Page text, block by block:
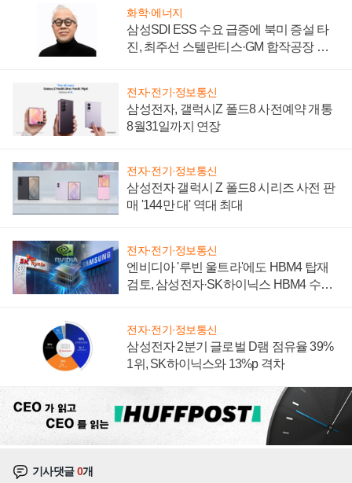
화학·에너지
삼성SDI ESS 수요 급증에 북미 증설 타
진, 최주선 스텔란티스·GM 합작공장 건
전자·전기·정보통신
삼성전자, 갤럭시Z 폴드8 사전예약 개통
8월31일까지 연장
전자·전기·정보통신
삼성전자 갤럭시 Z 폴드8 시리즈 사전 판
매 '144만 대' 역대 최대
전자·전기·정보통신
엔비디아 '루빈 울트라'에도 HBM4 탑재
검토, 삼성전자·SK하이닉스 HBM4 수율
전자·전기·정보통신
삼성전자 2분기 글로벌 D램 점유율 39%
1위, SK하이닉스와 13%p 격차
기사댓글0개